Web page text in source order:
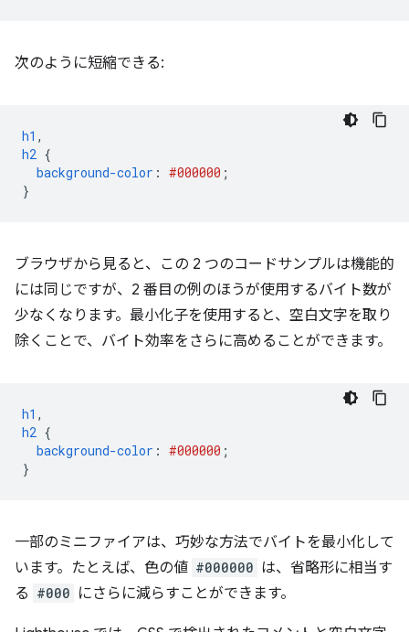
次のように短縮できる:
h1 ,
h2 {
background-color : #000000 ;
}
ブラウザから見ると、この 2 つのコードサンプルは機能的
には同じですが、2 番目の例のほうが使用するバイト数が
少なくなります。最小化子を使用すると、空白文字を取り
除くことで、バイト効率をさらに高めることができます。
h1 ,
h2 {
background-color : #000000 ;
}
一部のミニファイアは、巧妙な方法でバイトを最小化して
います。たとえば、色の値 #000000 は、省略形に相当す
る #000 にさらに減らすことができます。